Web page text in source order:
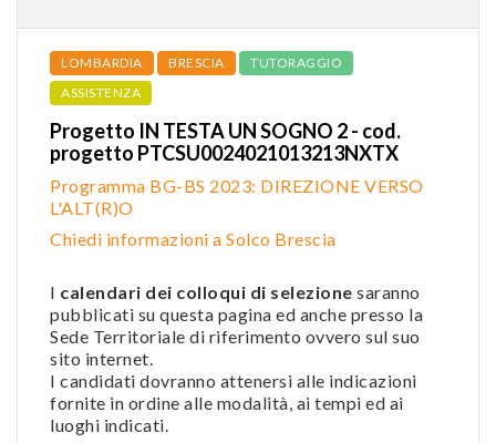
LOMBARDIA BRESCIA
TUTORAGGIO
ASSISTENZA
Progetto IN TESTA UN SOGNO 2 - cod.
progetto PTCSU0024021013213NXTX
Programma BG-BS 2023: DIREZIONE VERSO
L'ALT(R)O
Chiedi informazioni a Solco Brescia
I calendari dei colloqui di selezione saranno
pubblicati su questa pagina ed anche presso la
Sede Territoriale di riferimento ovvero sul suo
sito internet.
I candidati dovranno attenersi alle indicazioni
fornite in ordine alle modalità, ai tempi ed ai
luoghi indicati.